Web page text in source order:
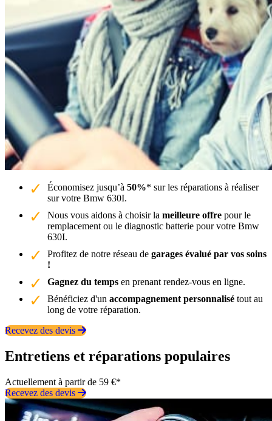
Économisez jusqu’à 50%* sur les réparations à réaliser
sur votre Bmw 630I.
Nous vous aidons à choisir la meilleure offre pour le
remplacement ou le diagnostic batterie pour votre Bmw
630I.
Profitez de notre réseau de garages évalué par vos soins
!
Gagnez du temps en prenant rendez-vous en ligne.
Bénéficiez d'un accompagnement personnalisé tout au
long de votre réparation.
Recevez des devis
Entretiens et réparations populaires
Actuellement à partir de 59 €*
Recevez des devis